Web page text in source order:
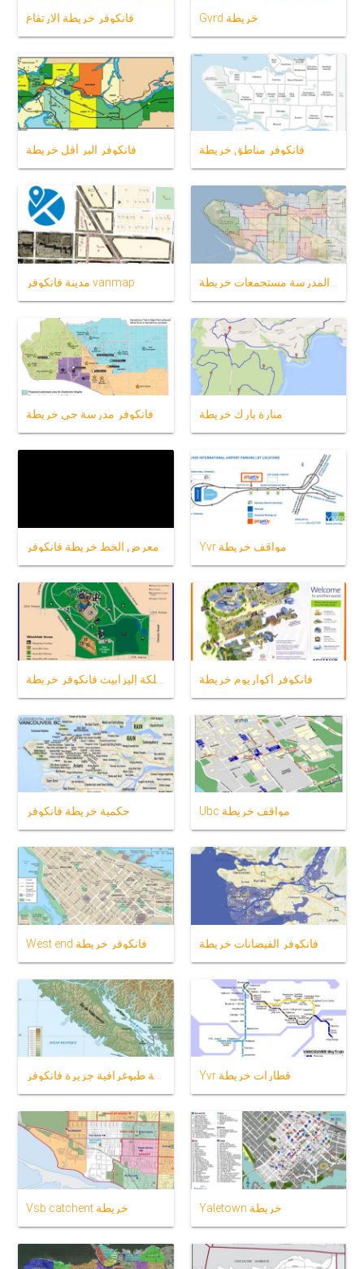
فانكوفر خريطة الارتفاع Gvrd خريطة
فانكوفر البر أقل خريطة فانكوفر مناطق خريطة
مدينة فانكوفر vanmap
فانكوفر مدرسة حي خريطة منارة بارك خريطة
معرض الخط خريطة فانكوفر Yvr مواقف خريطة
فانكوفر أكواريوم خريطة
حكمية خريطة فانكوفر Ubc مواقف خريطة
West end فانكوفر خريطة فانكوفر الفيضانات خريطة
خريطة طبوغرافية جزيرة فانكوفر Yvr قطارات خريطة
Vsb catchent خريطة Yaletown خريطة